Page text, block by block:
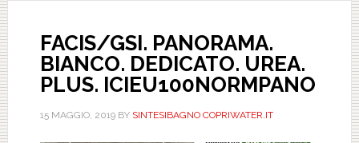
CLOSE.
FACIS/GSI. PANORAMA.
BIANCO. DEDICATO. UREA.
PLUS. ICIEU100NORMPANO
15 MAGGIO, 2019BY SINTESIBAGNO COPRIWATER.IT